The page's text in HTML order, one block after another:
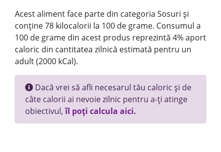
Acest aliment face parte din categoria Sosuri și
conține 78 kilocalorii la 100 de grame. Consumul a
100 de grame din acest produs reprezintă 4% aport
caloric din cantitatea zilnică estimată pentru un
adult (2000 kCal).
Dacă vrei să afli necesarul tău caloric și de
câte calorii ai nevoie zilnic pentru a-ți atinge
obiectivul,îl poți calcula aici.